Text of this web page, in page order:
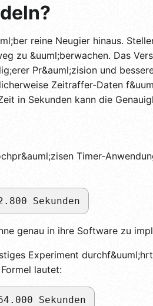
reine Neugier hinaus.
zu &uuml;berwachen. Das
Pr&auml;zision und
Zeitraffer-Daten
in Sekunden kann die
Timer-
Sekunden
genau in ihre Software zu
Experiment
lautet:
Sekunden